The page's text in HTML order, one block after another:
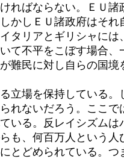
ばならない。ＥＵ諸
しＥＵ諸政府はそれ
リアとギリシャには
不平をこぼす場合、
民に対し自らの国境
場を保持している。
ないだろう。ここ
る。反レイシズムは
、何百万人という人
どめられている。つ